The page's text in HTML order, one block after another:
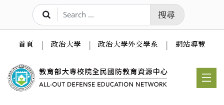
跳到主要內容
搜尋
首頁 政治大學 政治大學外交學系 網站導覽